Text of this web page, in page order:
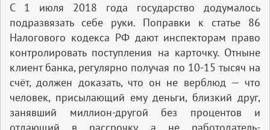
С 1 июля 2018 года государство додумалось
подразвязать себе руки. Поправки к статье 86
Налогового кодекса РФ дают инспекторам право
контролировать поступления на карточку. Отныне
клиент банка, регулярно получая по 10-15 тысяч на
счёт, должен доказать, что он не верблюд — что
человек, присылающий ему деньги, близкий друг,
занявший миллион-другой без процентов и